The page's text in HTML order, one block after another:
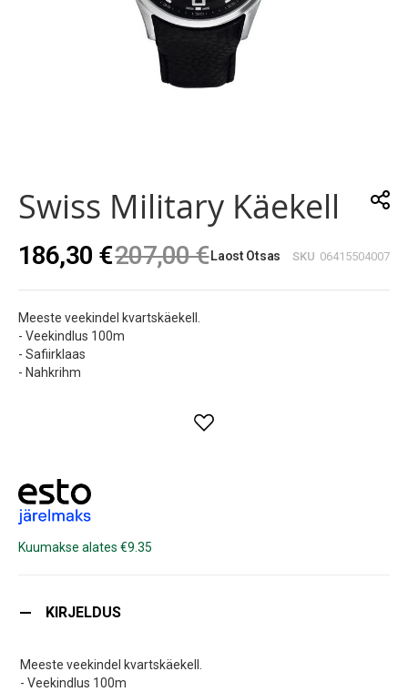
beginning
of
images
Swiss Military Käekell
186,30 €207,00 € Laost Otsas SKU 06415504007
Meeste veekindel kvartskäekell.
- Veekindlus 100m
- Safiirklaas
- Nahkrihm
Kuumakse alates €9.35
KIRJELDUS
Meeste veekindel kvartskäekell.
- Veekindlus 100m